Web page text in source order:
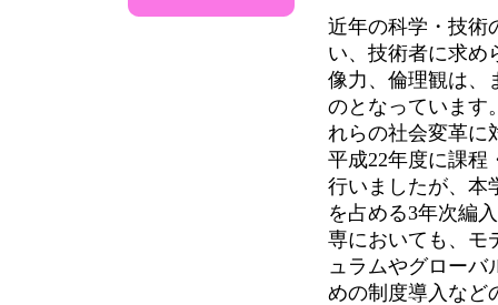
近年の科学・技術
い、技術者に求め
像力、倫理観は、
のとなっています
れらの社会変革に
平成22年度に課程
行いましたが、本
を占める3年次編
専においても、モ
ュラムやグローバ
めの制度導入など